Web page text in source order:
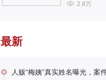
2.8万
最新
人贩“梅姨”真实姓名曝光，案